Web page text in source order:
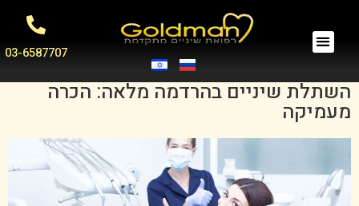
03-6587707
השתלת שיניים בהרדמה מלאה: הכרה
מעמיקה